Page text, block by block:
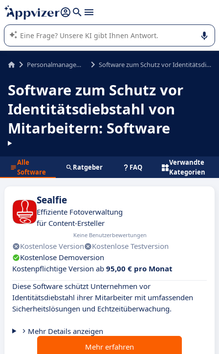
beantworten (mehrere Zeilen mit
Die KI von Appvizer führt Sie bei der Nutzung oder Auswahl
von SaaS-Software in Unternehmen.
Personalmanagement Software zum Schutz vor Identitätsdiebstahl von Mitarbeitern
Software zum Schutz vor
Identitätsdiebstahl von
Mitarbeitern: Software
Alle
Software
Ratgeber FAQ
Verwandte
Kategorien
Sealfie
Effiziente Fotoverwaltung
für Content-Ersteller
Keine Benutzerbewertungen
Kostenlose Version
Kostenlose Testversion
Kostenlose Demoversion
Kostenpflichtige Version ab 95,00 € pro Monat
Diese Software schützt Unternehmen vor
Identitätsdiebstahl ihrer Mitarbeiter mit umfassenden
Sicherheitslösungen und Echtzeitüberwachung.
Mehr Details anzeigen
Mehr erfahren